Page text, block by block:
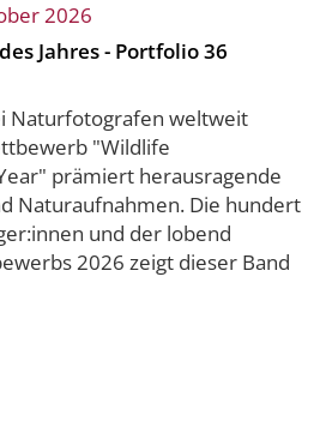
2026
Jahres - Portfolio 36
Naturfotografen weltweit
"Wildlife
prämiert herausragende
Naturaufnahmen. Die hundert
und der lobend
2026 zeigt dieser Band